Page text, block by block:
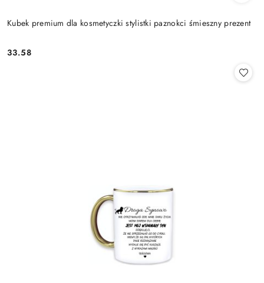
Kubek premium dla kosmetyczki stylistki paznokci śmieszny prezent
Cena:
33.58